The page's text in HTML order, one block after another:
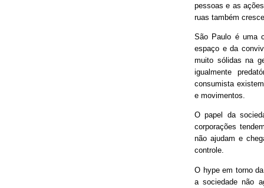
pessoas e as
ruas também
São Paulo é uma
espaço e da
muito sólidas na
igualmente
consumista
e movimentos.
O papel da
corporações
não ajudam e
controle.
O hype em torno
a sociedade não